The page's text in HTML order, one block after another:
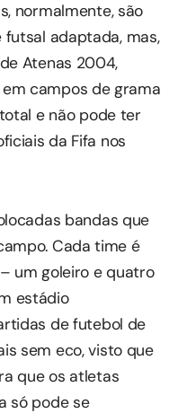
normalmente, são
adaptada, mas,
Atenas 2004,
campos de grama
e não pode ter
da Fifa nos
bandas que
Cada time é
um goleiro e quatro
estádio
de futebol de
sem eco, visto que
que os atletas
só pode se